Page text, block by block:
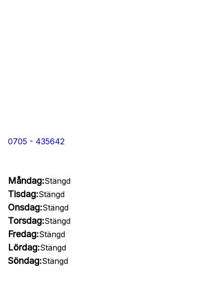
0705 - 435642
Måndag:Stängd
Tisdag:Stängd
Onsdag:Stängd
Torsdag:Stängd
Fredag:Stängd
Lördag:Stängd
Söndag:Stängd